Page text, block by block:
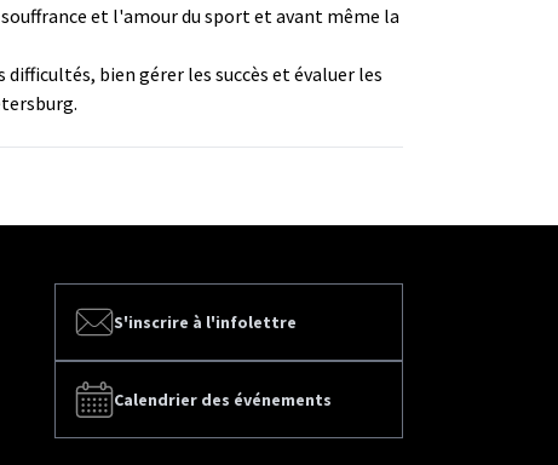
et l'amour du sport et avant même la
bien gérer les succès et évaluer les
S'inscrire à l'infolettre
Calendrier des événements